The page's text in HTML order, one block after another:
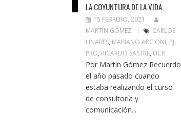
LA COYUNTURA DE LA VIDA
15 FEBRERO, 2021
MARTÍN GÓMEZ
CARLOS
LINARES, MARIANO ARCIONI, PJ,
PRO, RICARDO SASTRE, UCR
Por Martín Gómez Recuerdo
el año pasado cuando
estaba realizando el curso
de consultoría y
comunicación...